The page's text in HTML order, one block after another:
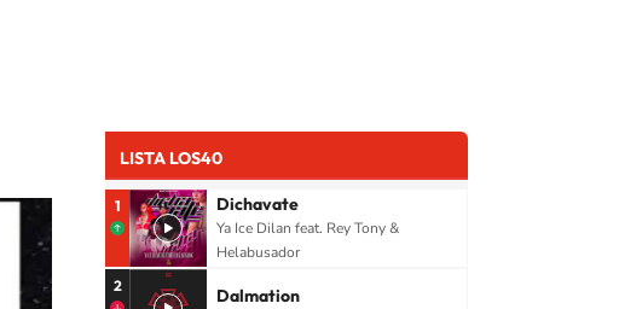
LISTA LOS40
1 Dichavate
Ya Ice Dilan feat. Rey Tony &
Helabusador
2 Dalmation